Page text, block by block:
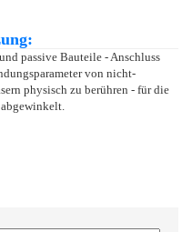
passive Bauteile - Anschluss
von nicht-
physisch zu berühren - für die